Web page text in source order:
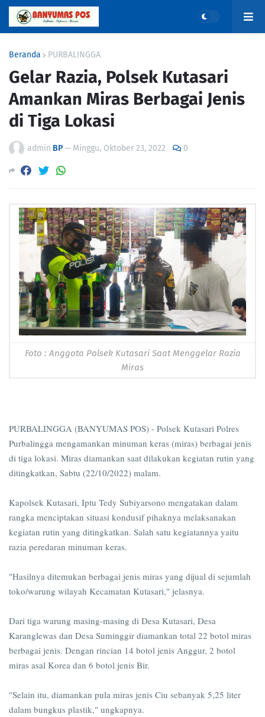
Beranda PURBALINGGA
Gelar Razia, Polsek Kutasari
Amankan Miras Berbagai Jenis
di Tiga Lokasi
admin BP— Minggu, Oktober 23, 2022 0
Foto : Anggota Polsek Kutasari Saat Menggelar Razia
Miras
PURBALINGGA (BANYUMAS POS) - Polsek Kutasari Polres
Purbalingga mengamankan minuman keras (miras) berbagai jenis
di tiga lokasi. Miras diamankan saat dilakukan kegiatan rutin yang
ditingkatkan, Sabtu (22/10/2022) malam.
Kapolsek Kutasari, Iptu Tedy Subiyarsono mengatakan dalam
rangka menciptakan situasi kondusif pihaknya melaksanakan
kegiatan rutin yang ditingkatkan. Salah satu kegiatannya yaitu
razia peredaran minuman keras.
"Hasilnya ditemukan berbagai jenis miras yang dijual di sejumlah
toko/warung wilayah Kecamatan Kutasari," jelasnya.
Dari tiga warung masing-masing di Desa Kutasari, Desa
Karanglewas dan Desa Suminggir diamankan total 22 botol miras
berbagai jenis. Dengan rincian 14 botol jenis Anggur, 2 botol
miras asal Korea dan 6 botol jenis Bir.
"Selain itu, diamankan pula miras jenis Ciu sebanyak 5,25 liter
dalam bungkus plastik," ungkapnya.